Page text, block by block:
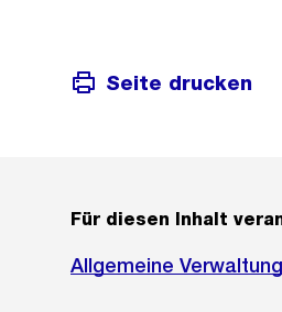
Seite drucken
Für diesen Inhalt
Allgemeine Verwaltung